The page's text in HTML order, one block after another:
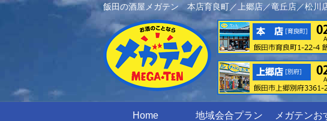
飯田の酒屋メガテン 本店育良町／上郷店／竜丘店／松川
Home 地域会合プラン メガテンお